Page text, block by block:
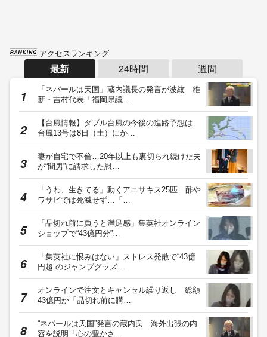
アクセスランキング
最新 24時間 週間
「ネパールは天国」蔵内議長の発言が波紋 維
新・吉村代表「福岡県議…
【台風情報】ダブル台風の今後の進路予想は
台風13号は8日（土）にか…
妻が自宅で不倫…20年以上も裏切られ続けた夫
が“間男”に請求した慰…
「うわ、生きてる」動くアニサキス25匹 酢や
ワサビでは死滅せず…「…
「品切れ前に買うと満足感」集英社オンライン
ショップで“43億円分”…
「集英社に恨みはない」ストレス発散で“43億
円超”のジャンプグッズ…
オンラインで注文とキャンセル繰り返し 総額
43億円か「品切れ前に購…
“ネパールは天国”発言の蔵内氏 海外出張の内
容を説明「心の豊かさ…